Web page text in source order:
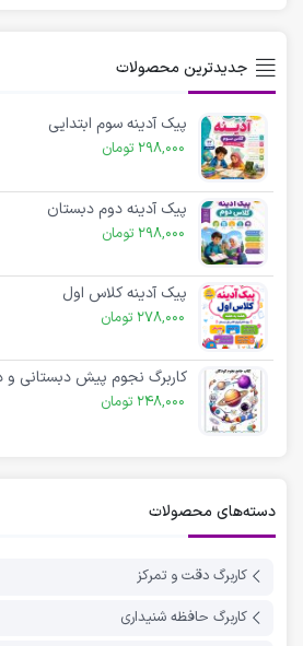
جدیدترین محصولات
پیک آدینه سوم ابتدایی
298,000 تومان
پیک آدینه دوم دبستان
298,000 تومان
پیک آدینه کلاس اول
278,000 تومان
کاربرگ نجوم پیش دبستانی و
248,000 تومان
دسته‌های محصولات
کاربرگ دقت و تمرکز
کاربرگ حافظه شنیداری